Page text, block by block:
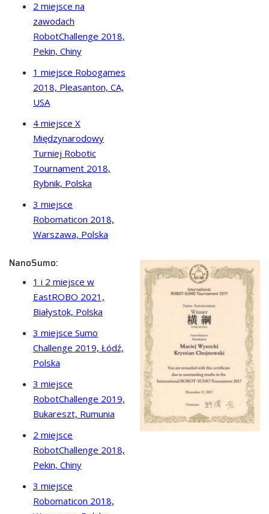
2 miejsce na
zawodach
RobotChallenge 2018,
Pekin, Chiny
1 miejsce Robogames
2018, Pleasanton, CA,
USA
4 miejsce X
Międzynarodowy
Turniej Robotic
Tournament 2018,
Rybnik, Polska
3 miejsce
Robomaticon 2018,
Warszawa, Polska
NanoSumo:
1 i 2 miejsce w
EastROBO 2021,
Białystok, Polska
3 miejsce Sumo
Challenge 2019, Łódź,
Polska
3 miejsce
RobotChallenge 2019,
Bukareszt, Rumunia
2 miejsce
RobotChallenge 2018,
Pekin, Chiny
3 miejsce
Robomaticon 2018,